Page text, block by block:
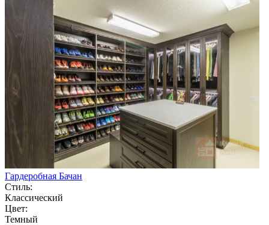
Гардеробная Бачан
Стиль:
Классический
Цвет:
Темный